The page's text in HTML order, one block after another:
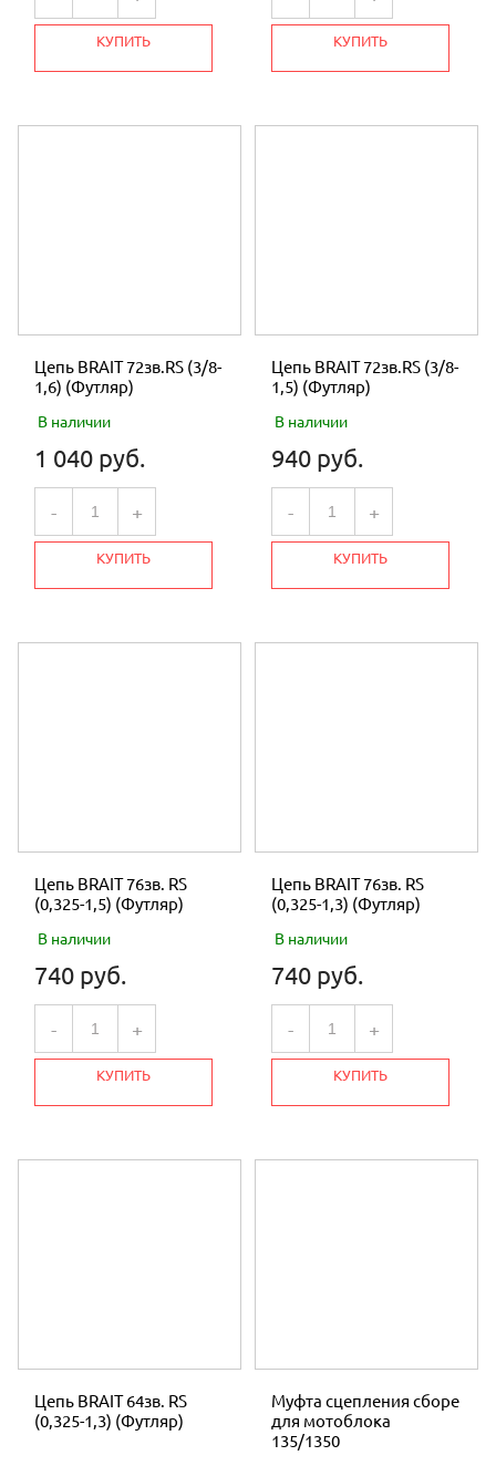
КУПИТЬ КУПИТЬ
Цепь BRAIT 72зв.RS (3/8-
1,6) (Футляр)
В наличии
1 040 руб.
- +
КУПИТЬ
Цепь BRAIT 72зв.RS (3/8-
1,5) (Футляр)
В наличии
940 руб.
- +
КУПИТЬ
Цепь BRAIT 76зв. RS
(0,325-1,5) (Футляр)
В наличии
740 руб.
- +
КУПИТЬ
Цепь BRAIT 76зв. RS
(0,325-1,3) (Футляр)
В наличии
740 руб.
- +
КУПИТЬ
Цепь BRAIT 64зв. RS
(0,325-1,3) (Футляр)
Муфта сцепления сборе
для мотоблока
135/1350